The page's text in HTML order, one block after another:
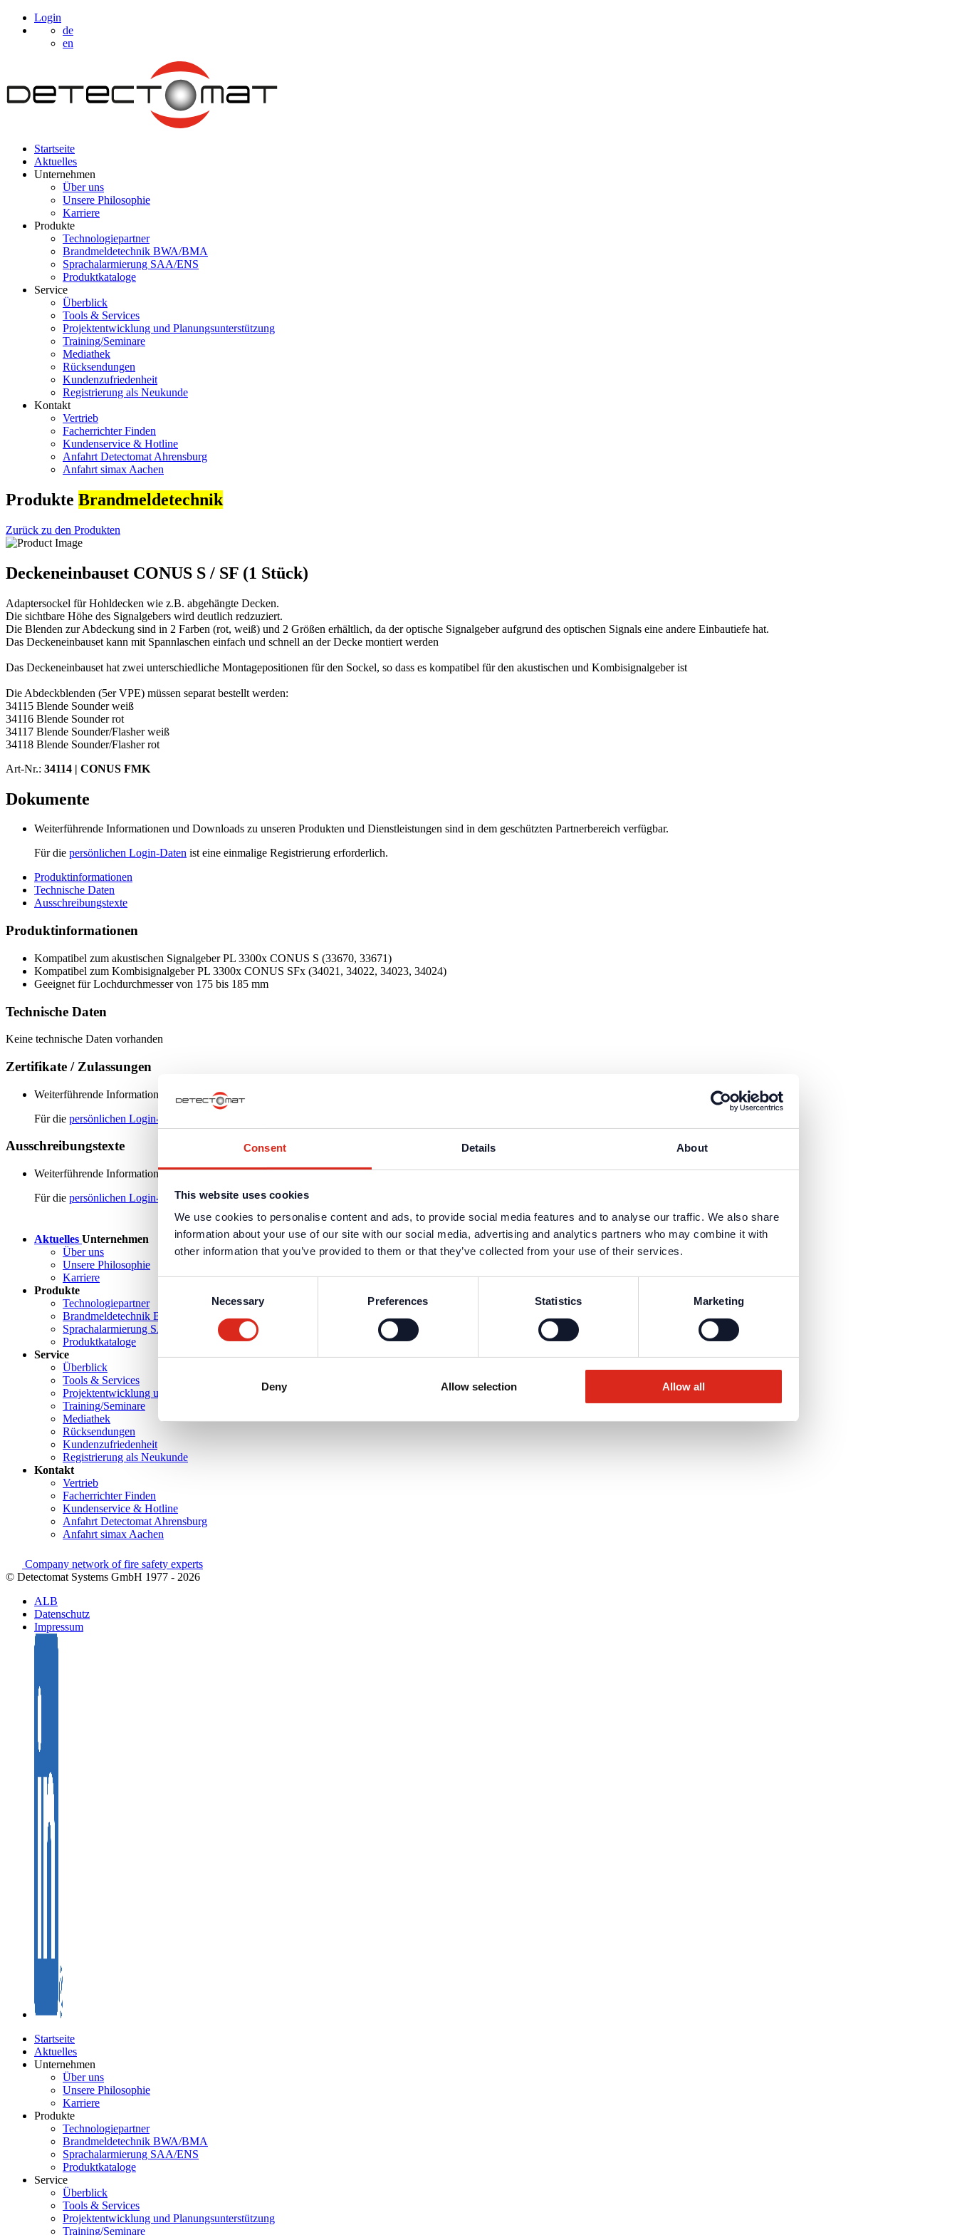
Consent Details About
This website uses cookies
We use cookies to personalise content and ads, to provide social media features and to analyse our traffic. We also share
information about your use of our site with our social media, advertising and analytics partners who may combine it with
other information that you’ve provided to them or that they’ve collected from your use of their services.
Necessary Preferences Statistics Marketing
Deny Allow selection Allow all
Login
de
en
Startseite
Aktuelles
Unternehmen
Über uns
Unsere Philosophie
Karriere
Produkte
Technologiepartner
Brandmeldetechnik BWA/BMA
Sprachalarmierung SAA/ENS
Produktkataloge
Service
Überblick
Tools & Services
Projektentwicklung und Planungsunterstützung
Training/Seminare
Mediathek
Rücksendungen
Kundenzufriedenheit
Registrierung als Neukunde
Kontakt
Vertrieb
Facherrichter Finden
Kundenservice & Hotline
Anfahrt Detectomat Ahrensburg
Anfahrt simax Aachen
Produkte Brandmeldetechnik
Zurück zu den Produkten
Deckeneinbauset CONUS S / SF (1 Stück)
Adaptersockel für Hohldecken wie z.B. abgehängte Decken.
Die sichtbare Höhe des Signalgebers wird deutlich redzuziert.
Die Blenden zur Abdeckung sind in 2 Farben (rot, weiß) und 2 Größen erhältlich, da der optische Signalgeber aufgrund des optischen Signals eine andere Einbautiefe hat.
Das Deckeneinbauset kann mit Spannlaschen einfach und schnell an der Decke montiert werden
Das Deckeneinbauset hat zwei unterschiedliche Montagepositionen für den Sockel, so dass es kompatibel für den akustischen und Kombisignalgeber ist
Die Abdeckblenden (5er VPE) müssen separat bestellt werden:
34115 Blende Sounder weiß
34116 Blende Sounder rot
34117 Blende Sounder/Flasher weiß
34118 Blende Sounder/Flasher rot
Art-Nr.: 34114 | CONUS FMK
Dokumente
Weiterführende Informationen und Downloads zu unseren Produkten und Dienstleistungen sind in dem geschützten Partnerbereich verfügbar.
Für die persönlichen Login-Daten ist eine einmalige Registrierung erforderlich.
Produktinformationen
Technische Daten
Ausschreibungstexte
Produktinformationen
Kompatibel zum akustischen Signalgeber PL 3300x CONUS S (33670, 33671)
Kompatibel zum Kombisignalgeber PL 3300x CONUS SFx (34021, 34022, 34023, 34024)
Geeignet für Lochdurchmesser von 175 bis 185 mm
Technische Daten
Keine technische Daten vorhanden
Zertifikate / Zulassungen
Weiterführende Informationen und Downloads zu unseren Produkten und Dienstleistungen sind in dem geschützten Partnerbereich verfügbar.
Für die persönlichen Login-Daten
Ausschreibungstexte
Weiterführende Informationen und Downloads zu unseren Produkten und Dienstleistungen sind in dem geschützten Partnerbereich verfügbar.
Für die persönlichen Login-Datenist eine einmalige Registrierung erforderlich.
Aktuelles Unternehmen
Über uns
Unsere Philosophie
Karriere
Produkte
Technologiepartner
Brandmeldetechnik BWA/BMA
Sprachalarmierung SAA/ENS
Produktkataloge
Service
Überblick
Tools & Services
Projektentwicklung und Planungsunterstützung
Training/Seminare
Mediathek
Rücksendungen
Kundenzufriedenheit
Registrierung als Neukunde
Kontakt
Vertrieb
Facherrichter Finden
Kundenservice & Hotline
Anfahrt Detectomat Ahrensburg
Anfahrt simax Aachen
Company network of fire safety experts
© Detectomat Systems GmbH 1977 - 2026
ALB
Datenschutz
Impressum
Startseite
Aktuelles
Unternehmen
Über uns
Unsere Philosophie
Karriere
Produkte
Technologiepartner
Brandmeldetechnik BWA/BMA
Sprachalarmierung SAA/ENS
Produktkataloge
Service
Überblick
Tools & Services
Projektentwicklung und Planungsunterstützung
Training/Seminare